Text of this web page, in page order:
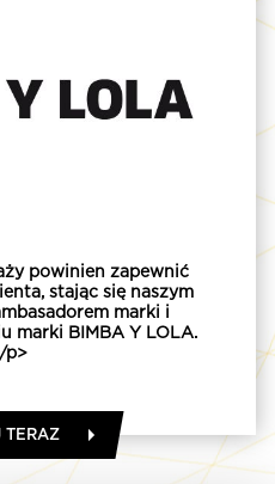
powinien zapewnić
stając się naszym
marki i
marki BIMBA Y LOLA.
p>
TERAZ